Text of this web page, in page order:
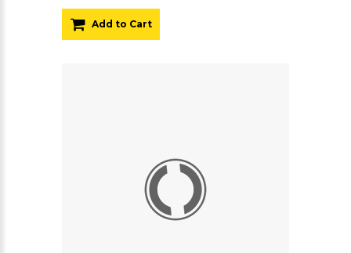
Add to Cart